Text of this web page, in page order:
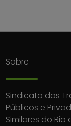
Sobre
Sindicato dos
Públicos e
Similares do Rio